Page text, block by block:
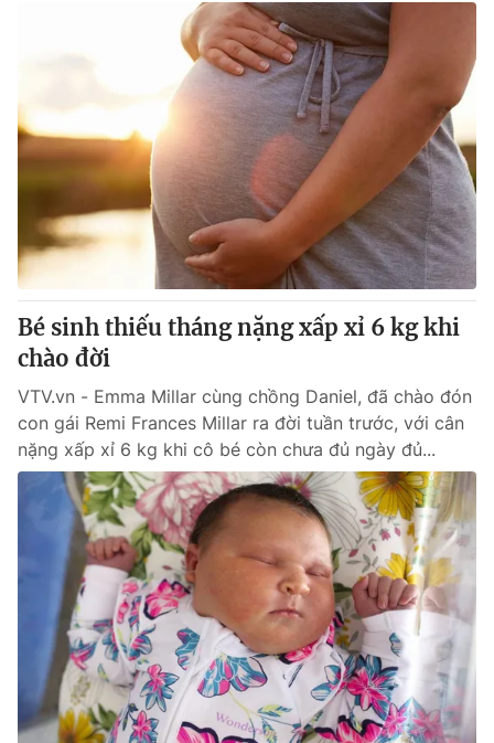
Bé sinh thiếu tháng nặng xấp xỉ 6 kg khi
chào đời
VTV.vn - Emma Millar cùng chồng Daniel, đã chào đón
con gái Remi Frances Millar ra đời tuần trước, với cân
nặng xấp xỉ 6 kg khi cô bé còn chưa đủ ngày đủ...